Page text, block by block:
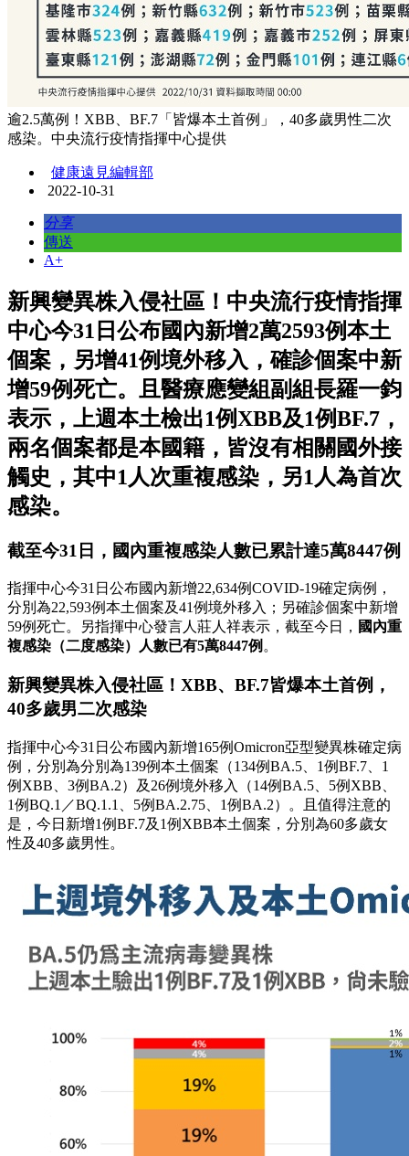
逾2.5萬例！XBB、BF.7「皆爆本土首例」，40多歲男性二次
感染。中央流行疫情指揮中心提供
健康遠見編輯部
2022-10-31
分享
傳送
A+
新興變異株入侵社區！中央流行疫情指揮
中心今31日公布國內新增2萬2593例本土
個案，另增41例境外移入，確診個案中新
增59例死亡。且醫療應變組副組長羅一鈞
表示，上週本土檢出1例XBB及1例BF.7，
兩名個案都是本國籍，皆沒有相關國外接
觸史，其中1人次重複感染，另1人為首次
感染。
截至今31日，國內重複感染人數已累計達5萬8447例
指揮中心今31日公布國內新增22,634例COVID-19確定病例，
分別為22,593例本土個案及41例境外移入；另確診個案中新增
59例死亡。另指揮中心發言人莊人祥表示，截至今日， 國內重
複感染（二度感染）人數已有5萬8447例 。
新興變異株入侵社區！XBB、BF.7皆爆本土首例，
40多歲男二次感染
指揮中心今31日公布國內新增165例Omicron亞型變異株確定病
例，分別為分別為139例本土個案（134例BA.5、1例BF.7、1
例XBB、3例BA.2）及26例境外移入（14例BA.5、5例XBB、
1例BQ.1／BQ.1.1、5例BA.2.75、1例BA.2）。且值得注意的
是，今日新增1例BF.7及1例XBB本土個案，分別為60多歲女
性及40多歲男性。